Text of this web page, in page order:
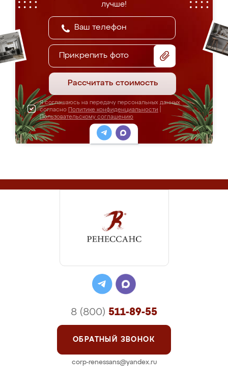
лучше!
Прикрепить фото
Рассчитать стоимость
Я соглашаюсь на передачу персональных данных
согласно Политике конфиденциальности
Пользовательскому соглашению
8 (800) 511-89-55
ОБРАТНЫЙ ЗВОНОК
corp-renessans@yandex.ru